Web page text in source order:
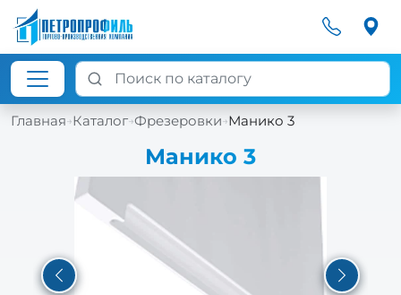
Главная→Каталог→Фрезеровки→Манико 3
Манико 3
Previous Next